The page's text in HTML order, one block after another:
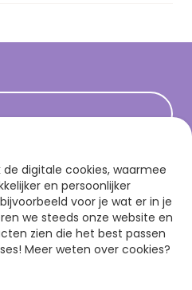
teksten
digitale cookies, waarmee
en persoonlijker
voor je wat er in je
we steeds onze website en
zien die het best passen
Meer weten over cookies?